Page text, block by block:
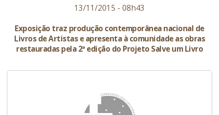
13/11/2015 - 08h43
Exposição traz produção contemporânea nacional de
Livros de Artistas e apresenta à comunidade as obras
restauradas pela 2ª edição do Projeto Salve um Livro